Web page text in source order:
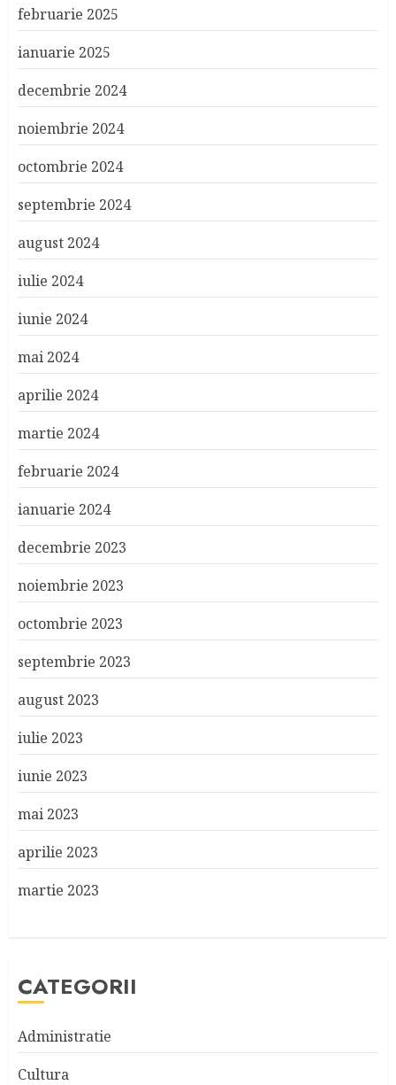
februarie 2025
ianuarie 2025
decembrie 2024
noiembrie 2024
octombrie 2024
septembrie 2024
august 2024
iulie 2024
iunie 2024
mai 2024
aprilie 2024
martie 2024
februarie 2024
ianuarie 2024
decembrie 2023
noiembrie 2023
octombrie 2023
septembrie 2023
august 2023
iulie 2023
iunie 2023
mai 2023
aprilie 2023
martie 2023
CATEGORII
Administratie
Cultura